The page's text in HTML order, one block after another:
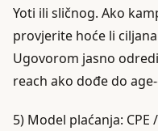
Yoti ili sličnog. Ako
provjerite hoće li
Ugovorom jasno
reach ako dođe do
5) Model plaćanja: CPE